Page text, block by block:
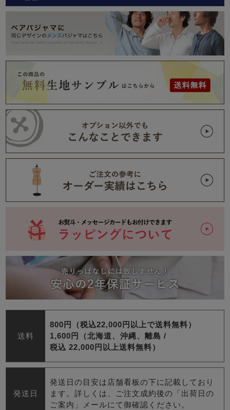
送料
800円（税込22,000円以上で送料無料）
1,600円（北海道、沖縄、離島 /
税込 22,000円以上送料無料）
発送日
発送日の目安は店舗看板の下に記載しており
ます。詳しくは、ご注文成約後の「出荷日の
ご案内」メールにて御確認ください。